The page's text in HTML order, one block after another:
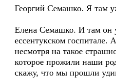
Георгий Семашко. Я там
Елена Семашко. И там он
ессентукском госпитале.
несмотря на такое
которое прожили наши
скажу, что мы прошли